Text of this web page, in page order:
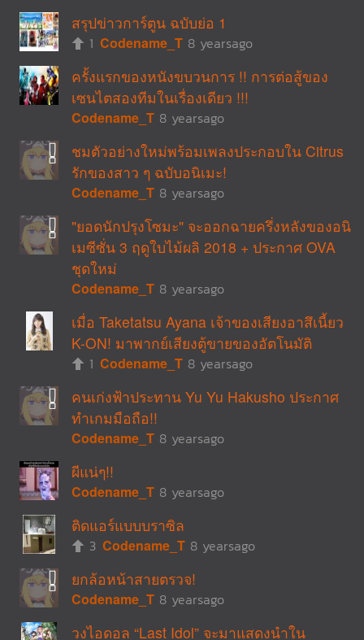
สรุปข่าวการ์ตูน ฉบับย่อ 1
1 Codename_T 8 yearsago
ครั้งแรกของหนังขบวนการ !! การต่อสู้ของ
เซนไตสองทีมในเรื่องเดียว !!!
Codename_T 8 yearsago
ชมตัวอย่างใหม่พร้อมเพลงประกอบใน Citrus
รักของสาว ๆ ฉบับอนิเมะ!
Codename_T 8 yearsago
"ยอดนักปรุงโซมะ" จะออกฉายครึ่งหลังของอนิ
เมซีซั่น 3 ฤดูใบไม้ผลิ 2018 + ประกาศ OVA
ชุดใหม่
Codename_T 8 yearsago
เมื่อ Taketatsu Ayana เจ้าของเสียงอาสึเนี้ยว
K-ON! มาพากย์เสียงตู้ขายของอัตโนมัติ
1 Codename_T 8 yearsago
คนเก่งฟ้าประทาน Yu Yu Hakusho ประกาศ
ทำเกมมือถือ!!
Codename_T 8 yearsago
ผีแน่ๆ!!
Codename_T 8 yearsago
ติดแอร์แบบบราซิล
3 Codename_T 8 yearsago
ยกล้อหน้าสายตรวจ!
Codename_T 8 yearsago
วงไอดอล “Last Idol” จะมาแสดงนำใน